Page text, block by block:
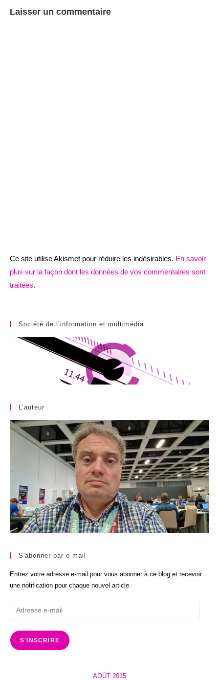
Laisser un commentaire
Ce site utilise Akismet pour réduire les indésirables. En savoir
plus sur la façon dont les données de vos commentaires sont
traitées.
Société de l’information et multimédia.
L’auteur
S'abonner par e-mail
Entrez votre adresse e-mail pour vous abonner à ce blog et recevoir
une notification pour chaque nouvel article.
Adresse
e-
mail
S'INSCRIRE
AOÛT 2015